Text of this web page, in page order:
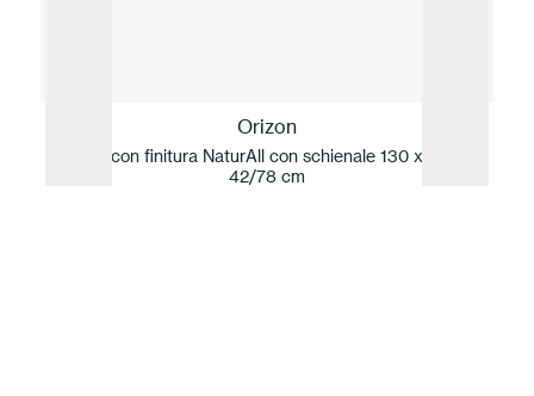
Orizon
Panca con finitura NaturAll con schienale 130 x 54 x h
42/78 cm